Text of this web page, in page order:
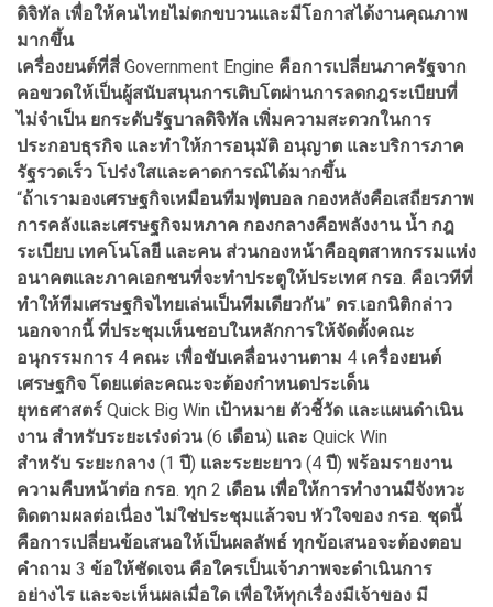
ดิจิทัล เพื่อให้คนไทยไม่ตกขบวนและมีโอกาสได้งานคุณภาพ
มากขึ้น
เครื่องยนต์ที่สี่ Government Engine คือการเปลี่ยนภาครัฐจาก
คอขวดให้เป็นผู้สนับสนุนการเติบโตผ่านการลดกฎระเบียบที่
ไม่จำเป็น ยกระดับรัฐบาลดิจิทัล เพิ่มความสะดวกในการ
ประกอบธุรกิจ และทำให้การอนุมัติ อนุญาต และบริการภาค
รัฐรวดเร็ว โปร่งใสและคาดการณ์ได้มากขึ้น
“ถ้าเรามองเศรษฐกิจเหมือนทีมฟุตบอล กองหลังคือเสถียรภาพ
การคลังและเศรษฐกิจมหภาค กองกลางคือพลังงาน น้ำ กฎ
ระเบียบ เทคโนโลยี และคน ส่วนกองหน้าคืออุตสาหกรรมแห่ง
อนาคตและภาคเอกชนที่จะทำประตูให้ประเทศ กรอ. คือเวทีที่
ทำให้ทีมเศรษฐกิจไทยเล่นเป็นทีมเดียวกัน” ดร.เอกนิติกล่าว
นอกจากนี้ ที่ประชุมเห็นชอบในหลักการให้จัดตั้งคณะ
อนุกรรมการ 4 คณะ เพื่อขับเคลื่อนงานตาม 4 เครื่องยนต์
เศรษฐกิจ โดยแต่ละคณะจะต้องกำหนดประเด็น
ยุทธศาสตร์ Quick Big Win เป้าหมาย ตัวชี้วัด และแผนดำเนิน
งาน สำหรับระยะเร่งด่วน(6 เดือน) และ Quick Win
สำหรับ ระยะกลาง (1 ปี) และระยะยาว (4 ปี) พร้อมรายงาน
ความคืบหน้าต่อ กรอ. ทุก 2 เดือน เพื่อให้การทำงานมีจังหวะ
ติดตามผลต่อเนื่อง ไม่ใช่ประชุมแล้วจบ หัวใจของ กรอ. ชุดนี้
คือการเปลี่ยนข้อเสนอให้เป็นผลลัพธ์ ทุกข้อเสนอจะต้องตอบ
คำถาม 3 ข้อให้ชัดเจน คือใครเป็นเจ้าภาพจะดำเนินการ
อย่างไร และจะเห็นผลเมื่อใด เพื่อให้ทุกเรื่องมีเจ้าของ มี